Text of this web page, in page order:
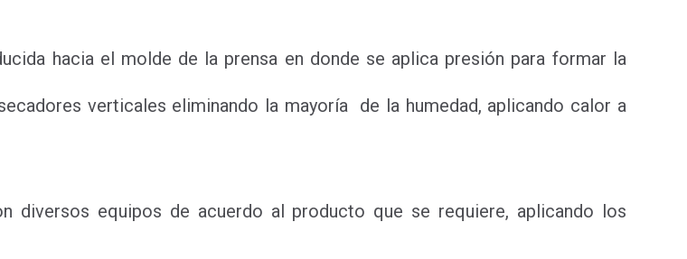
hacia el molde de la prensa en donde se aplica presión para formar la
verticales eliminando la mayoría de la humedad, aplicando calor a
diversos equipos de acuerdo al producto que se requiere, aplicando los